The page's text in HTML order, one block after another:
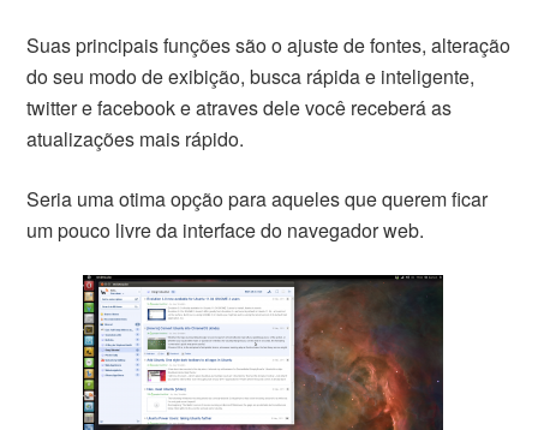
Suas principais funções são o ajuste de fontes, alteração
do seu modo de exibição, busca rápida e inteligente,
twitter e facebook e atraves dele você receberá as
atualizações mais rápido.
Seria uma otima opção para aqueles que querem ficar
um pouco livre da interface do navegador web.